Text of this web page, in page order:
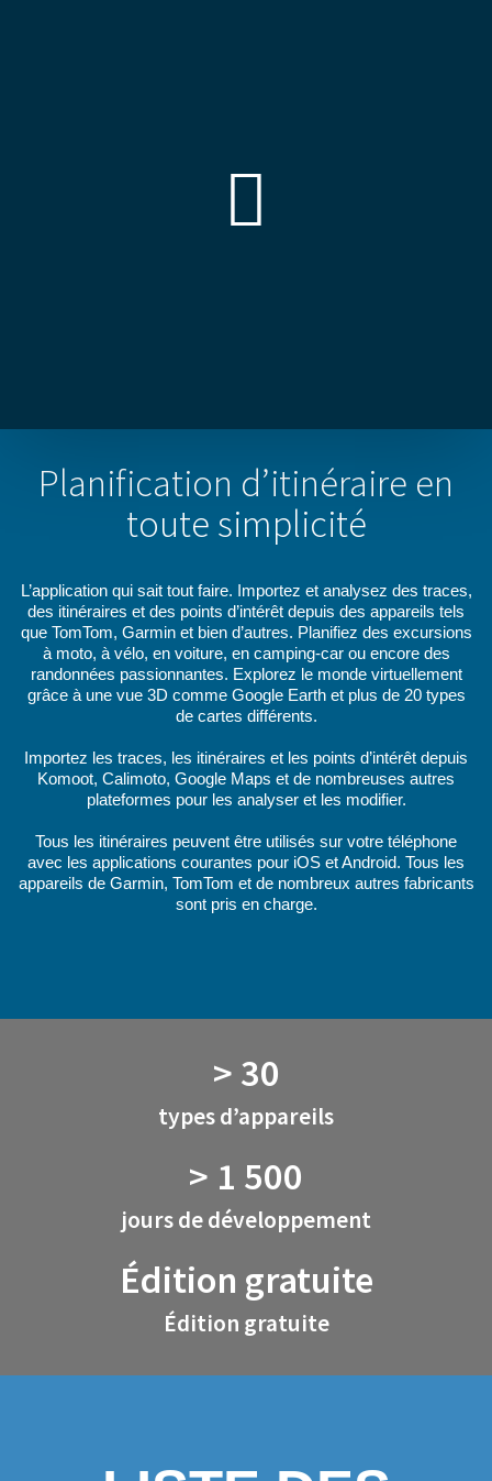
Planification d’itinéraire en
toute simplicité
L’application qui sait tout faire. Importez et analysez des traces,
des itinéraires et des points d’intérêt depuis des appareils tels
que TomTom, Garmin et bien d’autres. Planifiez des excursions
à moto, à vélo, en voiture, en camping-car ou encore des
randonnées passionnantes. Explorez le monde virtuellement
grâce à une vue 3D comme Google Earth et plus de 20 types
de cartes différents.
Importez les traces, les itinéraires et les points d’intérêt depuis
Komoot, Calimoto, Google Maps et de nombreuses autres
plateformes pour les analyser et les modifier.
Tous les itinéraires peuvent être utilisés sur votre téléphone
avec les applications courantes pour iOS et Android. Tous les
appareils de Garmin, TomTom et de nombreux autres fabricants
sont pris en charge.
> 30
types d’appareils
> 1 500
jours de développement
Édition gratuite
Édition gratuite